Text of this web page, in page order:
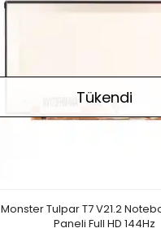
Tükendi
Monster Tulpar T7 V21.2
Paneli Full HD 144Hz